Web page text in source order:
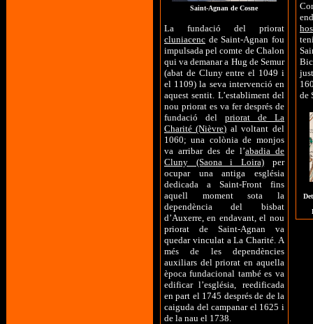
Saint-Agnan de Cosne
La fundació del priorat
cluniacenc de Saint-Agnan fou
impulsada pel comte de Chalon
qui va demanar a Hug de Semur
(abat de Cluny entre el 1049 i
el 1109) la seva intervenció en
aquest sentit. L’establiment del
nou priorat es va fer després de
fundació del priorat de La
Charité (Nièvre) al voltant del
1060; una colònia de monjos
va arribar des de l’abadia de
Cluny (Saona i Loira) per
ocupar una antiga església
dedicada a Saint-Front fins
aquell moment sota la
dependència del bisbat
d’Auxerre, en endavant, el nou
priorat de Saint-Agnan va
quedar vinculat a La Charité. A
més de les dependències
auxiliars del priorat en aquella
època fundacional també es va
edificar l’església, reedificada
en part el 1745 després de de la
caiguda del campanar el 1625 i
de la nau el 1738.
de